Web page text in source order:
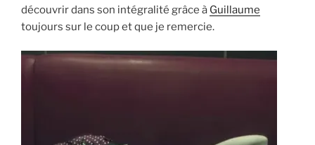
découvrir dans son intégralité grâce à Guillaume
toujours sur le coup et que je remercie.